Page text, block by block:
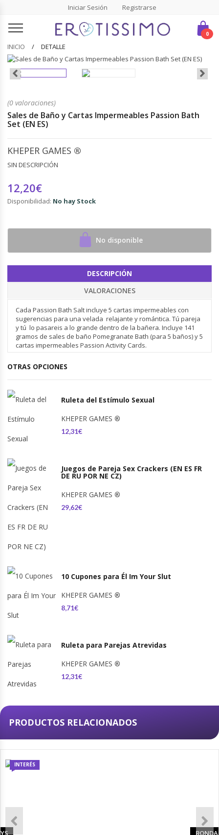
Iniciar Sesión Registrarse
0
INICIO DETALLE
(0 valoraciones)
Sales de Baño y Cartas Impermeables Passion Bath
Set (EN ES)
KHEPER GAMES ®
SIN DESCRIPCIÓN
12,20€
Disponibilidad: No hay Stock
No disponible
DESCRIPCIÓN
VALORACIONES
Cada Passion Bath Salt incluye 5 cartas impermeables con
sugerencias para una velada relajante y romántica. Tú pareja
y tú lo pasareis a lo grande dentro de la bañera. Incluye 141
gramos de sales de baño Pomegranate Bath (para 5 baños) y 5
cartas impermeables Passion Activity Cards.
OTRAS OPCIONES
Ruleta del Estímulo Sexual
KHEPER GAMES ®
12,31€
Juegos de Pareja Sex Crackers (EN ES FR
DE RU POR NE CZ)
KHEPER GAMES ®
29,62€
10 Cupones para Él Im Your Slut
KHEPER GAMES ®
8,71€
Ruleta para Parejas Atrevidas
KHEPER GAMES ®
12,31€
PRODUCTOS RELACIONADOS
INTERÉS